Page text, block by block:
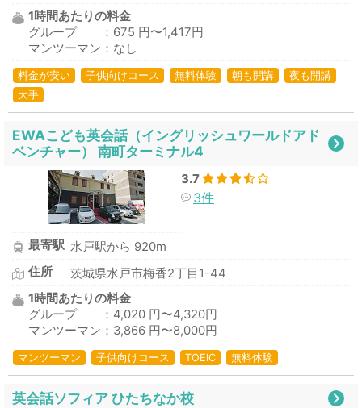
1時間あたりの料金
グループ ：675 円〜1,417円
マンツーマン：なし
料金が安い 子供向けコース 無料体験 朝も開講
夜も開講
大手
EWAこども英会話（イングリッシュワールドアド
ベンチャー） 南町ターミナル4
3.7
3件
最寄駅 水戸駅から 920m
住所
茨城県水戸市梅香2丁目1-44
1時間あたりの料金
グループ ：4,020 円〜4,320円
マンツーマン：3,866 円〜8,000円
マンツーマン 子供向けコース TOEIC 無料体験
英会話ソフィア ひたちなか校